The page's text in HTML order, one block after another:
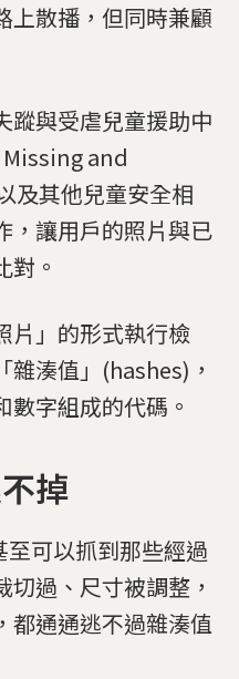
上散播，但同時兼顧
蹤與受虐兒童援助中
and
及其他兒童安全相
，讓用戶的照片與已
對。
片」的形式執行檢
湊值」(hashes)，
字組成的代碼。
掉
可以抓到那些經過
過、尺寸被調整，
都通通逃不過雜湊值